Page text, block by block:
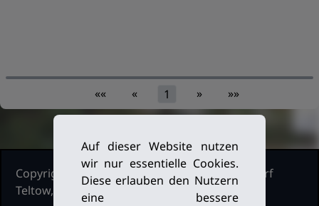
«« « 1 » »»
Copyright Ruderclub Kleinmachnow Stahnsdorf
Teltow, 2026. Alle Rechte vorbehalten.
Auf dieser Website nutzen
wir nur essentielle Cookies.
Diese erlauben den Nutzern
eine bessere